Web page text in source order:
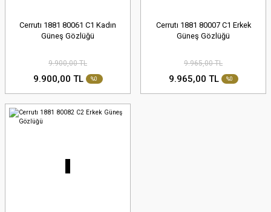
Cerrutı 1881 80061 C1 Kadın
Güneş Gözlüğü
9.900,00 TL
9.900,00 TL %0
Cerrutı 1881 80007 C1 Erkek
Güneş Gözlüğü
9.965,00 TL
9.965,00 TL %0